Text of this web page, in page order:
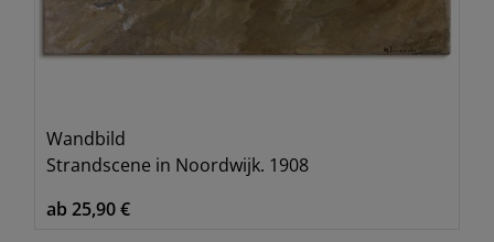
Wandbild
Strandscene in Noordwijk. 1908
ab 25,90 €